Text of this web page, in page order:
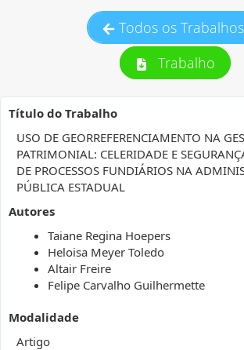
Todos os Trabalhos
Trabalho
Título do Trabalho
USO DE GEORREFERENCIAMENTO NA
PATRIMONIAL: CELERIDADE E
DE PROCESSOS FUNDIÁRIOS NA
PÚBLICA ESTADUAL
Autores
Taiane Regina Hoepers
Heloisa Meyer Toledo
Altair Freire
Felipe Carvalho Guilhermette
Modalidade
Artigo